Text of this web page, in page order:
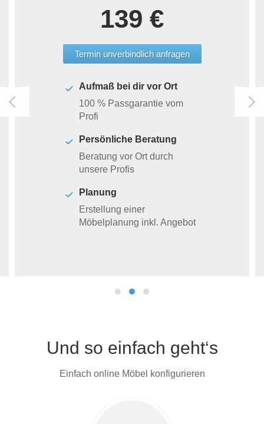
139 €
Termin unverbindlich anfragen
Aufmaß bei dir vor Ort
100 % Passgarantie vom
Profi
Persönliche Beratung
Beratung vor Ort durch
unsere Profis
Planung
Erstellung einer
Möbelplanung inkl. Angebot
Und so einfach geht‘s
Einfach online Möbel konfigurieren